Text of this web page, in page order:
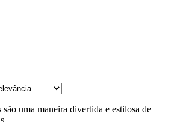
uma maneira divertida e estilosa de